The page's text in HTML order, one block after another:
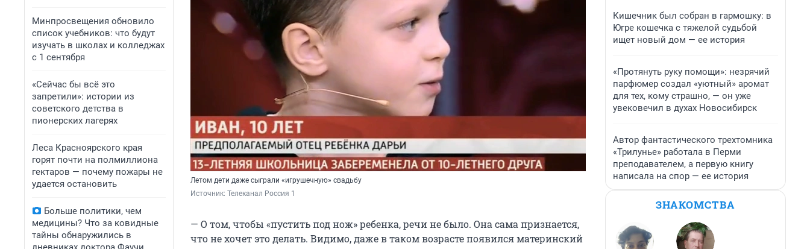
Минпросвещения обновило
список учебников: что будут
изучать в школах и колледжах
с 1 сентября
«Сейчас бы всё это
запретили»: истории из
советского детства в
пионерских лагерях
Леса Красноярского края
горят почти на полмиллиона
гектаров — почему пожары не
удается остановить
Больше политики, чем
медицины? Что за ковидные
тайны обнаружились в
Летом дети даже сыграли «игрушечную» свадьбу
Источник: Телеканал Россия 1
— О том, чтобы «пустить под нож» ребенка, речи не было. Она сама признается,
что не хочет это делать. Видимо, даже в таком возрасте появился материнский
Кишечник был собран в гармошку: в
Югре кошечка с тяжелой судьбой
ищет новый дом — ее история
«Протянуть руку помощи»: незрячий
парфюмер создал «уютный» аромат
для тех, кому страшно, — он уже
увековечил в духах Новосибирск
Автор фантастического трехтомника
«Трилунье» работала в Перми
преподавателем, а первую книгу
написала на спор — ее история
ЗНАКОМСТВА